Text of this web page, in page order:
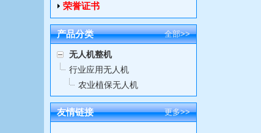
荣誉证书
产品分类 全部>>
无人机整机
行业应用无人机
农业植保无人机
友情链接 更多>>